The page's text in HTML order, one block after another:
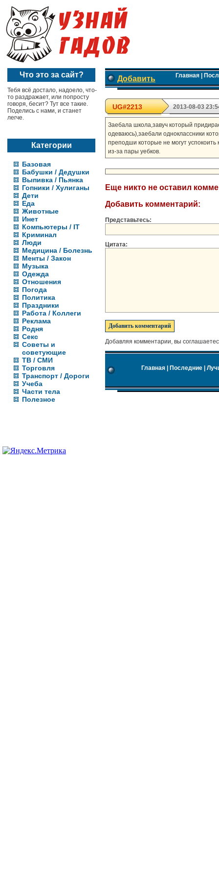
Что это за сайт?
Тебя всё достало, надоело, что-
то раздражает, или попросту
говоря, бесит? Тут все такие.
Поделись с нами, и станет
легче.
Категории
Базовая
Бабушки / Дедушки
Выпивка / Пьянка
Гопники / Хулиганы
Дети
Еда
Животные
Инет
Компьютеры / IT
Криминал
Люди
Медицина / Болезнь
Менты / Закон
Музыка
Одежда
Отношения
Погода
Политика
Праздники
Работа / Коллеги
Реклама
Родня
Секс
Советы и
советующие
ТВ / СМИ
Торговля
Транспорт / Дороги
Учеба
Части тела
Полезное
Добавить Главная|
UG#2213 2013-08-03
Заебала школа,завуч который
одеваюсь),заебали одноклассники
преподши которые не могут успокоить
из-за пары уебков.
Еще никто не оставил
Добавить комментарий:
Представьтесь:
Цитата:
Добавляя комментарии, вы
Главная Последние